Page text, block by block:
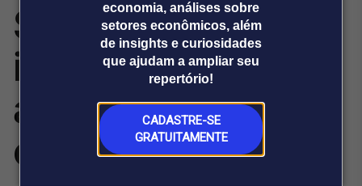
economia, análises sobre
setores econômicos, além
de insights e curiosidades
que ajudam a ampliar seu
repertório!
CADASTRE-SE
GRATUITAMENTE
Plataformas
Broadcast
Broadcast+
O mercado
financeiro em
tempo real
Sobre nós Releases Broadcast
Prêmio Broadcast
Analistas
Prêmio Broadcast
Empresas
Agências de
comunicação
Releases
STF derruba
idade mínima da
aposentadoria
especial